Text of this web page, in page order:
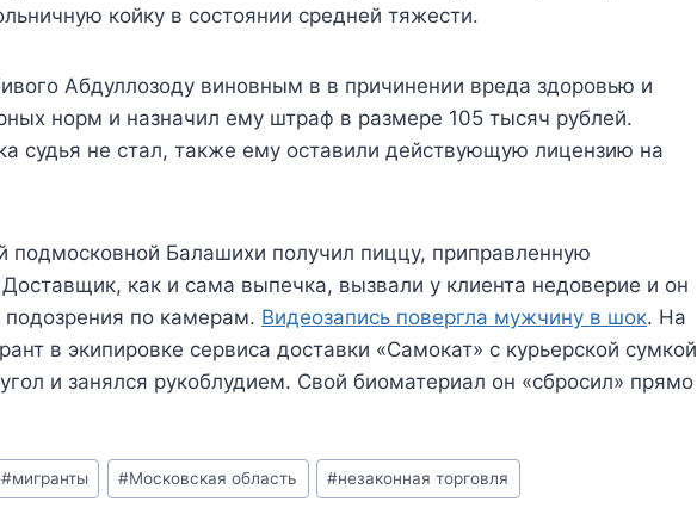
койку в состоянии средней тяжести.
Абдуллозоду виновным в в причинении вреда здоровью и
норм и назначил ему штраф в размере 105 тысяч рублей.
судья не стал, также ему оставили действующую лицензию на
подмосковной Балашихи получил пиццу, приправленную
как и сама выпечка, вызвали у клиента недоверие и он
по камерам. Видеозапись повергла мужчину в шок. На
в экипировке сервиса доставки «Самокат» с курьерской сумкой
и занялся рукоблудием. Свой биоматериал он «сбросил» прямо
#мигранты #Московская область #незаконная торговля